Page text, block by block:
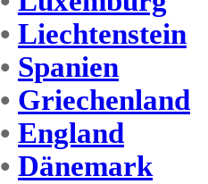
• Liechtenstein
• Spanien
• Griechenland
• England
• Dänemark